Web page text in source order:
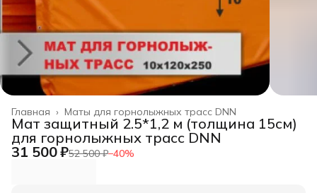
Маты для горнолыжных трасс DNN
Главная ›
Мат защитный 2.5*1,2 м (толщина 15см)
для горнолыжных трасс DNN
31 500 ₽52 500 ₽−40%